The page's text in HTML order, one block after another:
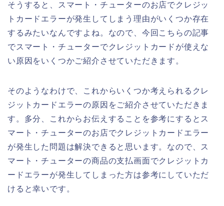
そうすると、スマート・チューターのお店でクレジッ
トカードエラーが発生してしまう理由がいくつか存在
するみたいなんですよね。なので、今回こちらの記事
でスマート・チューターでクレジットカードが使えな
い原因をいくつかご紹介させていただきます。
そのようなわけで、これからいくつか考えられるクレ
ジットカードエラーの原因をご紹介させていただきま
す。多分、これからお伝えすることを参考にするとス
マート・チューターのお店でクレジットカードエラー
が発生した問題は解決できると思います。なので、ス
マート・チューターの商品の支払画面でクレジットカ
ードエラーが発生してしまった方は参考にしていただ
けると幸いです。